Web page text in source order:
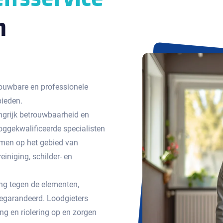
en professionele
betrouwbaarheid en
specialisten
op het gebied van
schilder- en
tegen de elementen,
Loodgieters
en riolering op en zorgen